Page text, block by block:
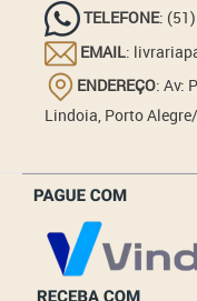
TELEFONE:
EMAIL:
ENDEREÇO: Av:
Lindoia, Porto